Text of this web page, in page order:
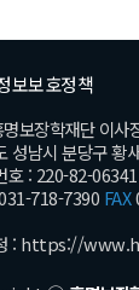
보보호정책
보장학재단 이사
성남시 분당구 황
호 : 220-82-06341
718-7390 FAX
: https://